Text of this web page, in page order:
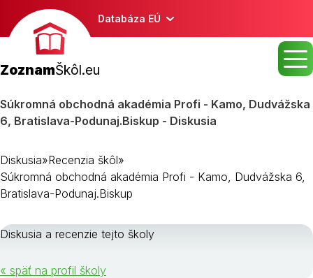
Databáza EÚ
ZoznamŠkôl.eu
Súkromná obchodná akadémia Profi - Kamo, Dudvážska
6, Bratislava-Podunaj.Biskup - Diskusia
Diskusia»Recenzia škôl»
Súkromná obchodná akadémia Profi - Kamo, Dudvážska 6,
Bratislava-Podunaj.Biskup
Diskusia a recenzie tejto školy
« späť na profil školy